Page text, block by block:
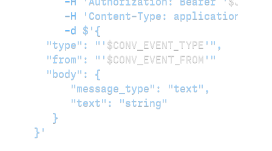
     -H
'Content-Type: application/
     -d
$'{
  "type": "'
$CONV_EVENT_TYPE '",
  "from": "'
$CONV_EVENT_FROM '"
  "body": {
      "message_type": "text",
      "text": "string"
   }
}'